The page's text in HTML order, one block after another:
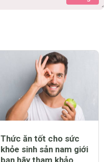
Thức ăn tốt cho sức
khỏe sinh sản nam giới